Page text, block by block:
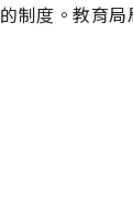
制度。教育